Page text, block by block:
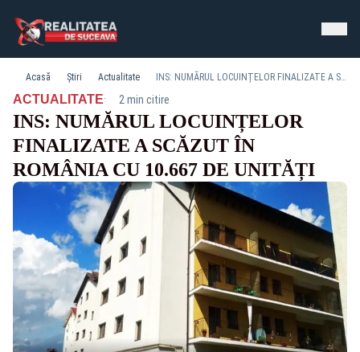
Acasă Știri Actualitate INS: NUMĂRUL LOCUINȚELOR FINALIZATE A SCĂZUT ÎN ROMÂNIA CU 10.667 DE UNITĂȚI
ACTUALITATE· 2 min citire
INS: NUMĂRUL LOCUINȚELOR
FINALIZATE A SCĂZUT ÎN
ROMÂNIA CU 10.667 DE UNITĂȚI